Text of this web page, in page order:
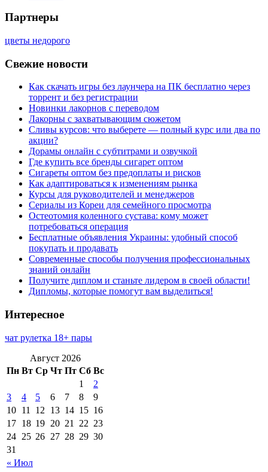
Партнеры
цветы недорого
Свежие новости
Как скачать игры без лаунчера на ПК бесплатно через
торрент и без регистрации
Новинки лакорнов с переводом
Лакорны с захватывающим сюжетом
Сливы курсов: что выберете — полный курс или два по
акции?
Дорамы онлайн с субтитрами и озвучкой
Где купить все бренды сигарет оптом
Сигареты оптом без предоплаты и рисков
Как адаптироваться к изменениям рынка
Курсы для руководителей и менеджеров
Сериалы из Кореи для семейного просмотра
Остеотомия коленного сустава: кому может
потребоваться операция
Бесплатные объявления Украины: удобный способ
покупать и продавать
Современные способы получения профессиональных
знаний онлайн
Получите диплом и станьте лидером в своей области!
Дипломы, которые помогут вам выделиться!
Интересное
чат рулетка 18+ пары
Август 2026
Пн Вт Ср Чт Пт Сб Вс
« Июл
1
2
3
4 5 6 7 8
9
10 11 12 13 14 15 16
17 18 19 20 21 22 23
24 25 26 27 28 29 30
31